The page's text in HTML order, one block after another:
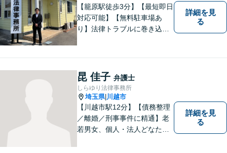
【籠原駅徒歩3分】【最短即日
対応可能】【無料駐車場あ
り】法律トラブルに巻き込ま
解決の鍵です。お困りごとが
ございましたら、お気軽にご
相談ください。
詳細を見
る
昆 佳子 弁護士
しらゆり法律事務所
埼玉県| 川越市
【川越市駅12分】【債務整理
／離婚／刑事事件に精通】老
若男女、個人・法人どなたか
詳細を見
る